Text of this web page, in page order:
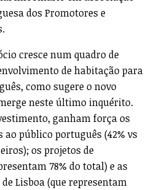
dos Promotores e
cresce num quadro de
de habitação para
como sugere o novo
neste último inquérito.
ganham força os
público português (42% vs
os projetos de
78% do total) e as
Lisboa (que representam